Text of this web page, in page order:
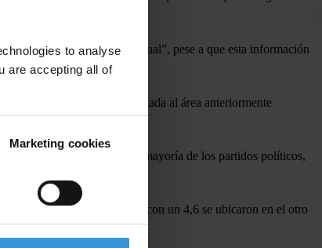
to analyse
are accepting all of
Marketing cookies
bajo fue el de “balance anual”, pese a que esta información
un 7,0.
información relacionada al área anteriormente
en las páginas web de la mayoría de los partidos políticos,
con un 6,5 y el PRO con un 4,6 se ubicaron en el otro